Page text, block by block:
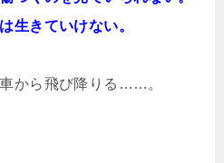
きていけない。
から飛び降りる……。